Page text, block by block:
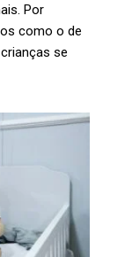
Por
como o de
se